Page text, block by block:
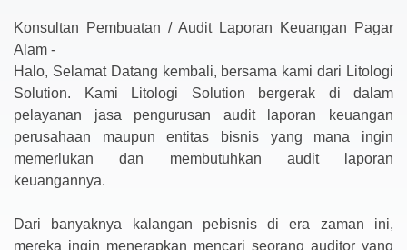
Konsultan Pembuatan / Audit Laporan Keuangan Pagar
Alam -
Halo, Selamat Datang kembali, bersama kami dari Litologi
Solution. Kami Litologi Solution bergerak di dalam
pelayanan jasa pengurusan audit laporan keuangan
perusahaan maupun entitas bisnis yang mana ingin
memerlukan dan membutuhkan audit laporan
keuangannya.
Dari banyaknya kalangan pebisnis di era zaman ini,
mereka ingin menerapkan mencari seorang auditor yang